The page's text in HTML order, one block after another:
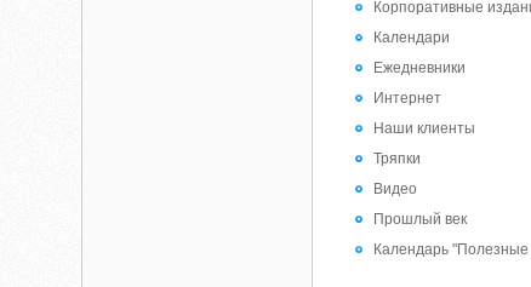
Корпоративные
Календари
Ежедневники
Интернет
Наши клиенты
Тряпки
Видео
Прошлый век
Календарь "Полезные